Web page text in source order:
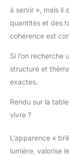
à servir », mais il
quantités et des
cohérence est
Si l’on recherche
structuré et
exactes.
Rendu sur la
vivre ?
L’apparence «
lumière, valorise